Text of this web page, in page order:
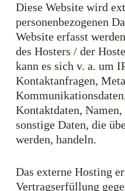
Diese Website wird
personenbezogenen
Website erfasst
des Hosters / der
kann es sich v. a. um
Kontaktanfragen,
Kontaktdaten,
sonstige Daten, die
werden, handeln.
Das externe Hosting
Vertragserfüllung